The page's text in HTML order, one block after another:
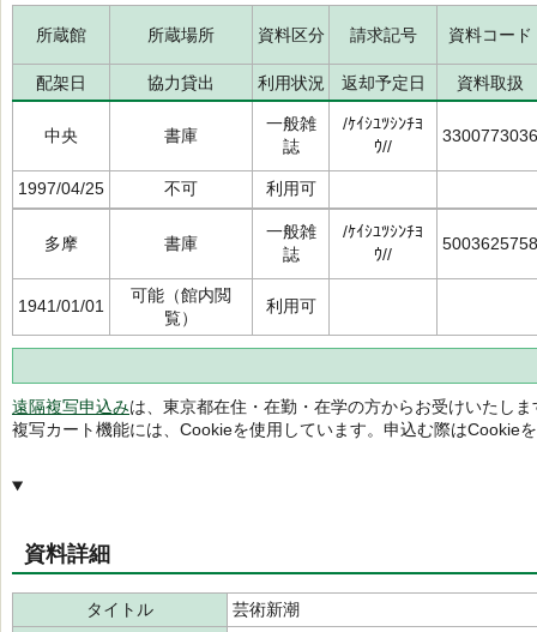
所蔵館 所蔵場所 資料区分 請求記号 資料コード
配架日 協力貸出 利用状況 返却予定日 資料取扱
中央 書庫
一般雑
誌
/ｹｲｼﾕﾂｼﾝﾁﾖ
ｳ//
3300773036
1997/04/25 不可 利用可
多摩 書庫
一般雑
誌
/ｹｲｼﾕﾂｼﾝﾁﾖ
ｳ//
5003625758
1941/01/01
可能（館内閲
覧）
利用可
遠隔複写申込みは、東京都在住・在勤・在学の方からお受けいたしま
複写カート機能には、Cookieを使用しています。申込む際はCookie
資料詳細
タイトル
芸術新潮